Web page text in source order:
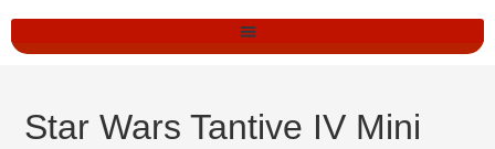
Star Wars Tantive IV Mini